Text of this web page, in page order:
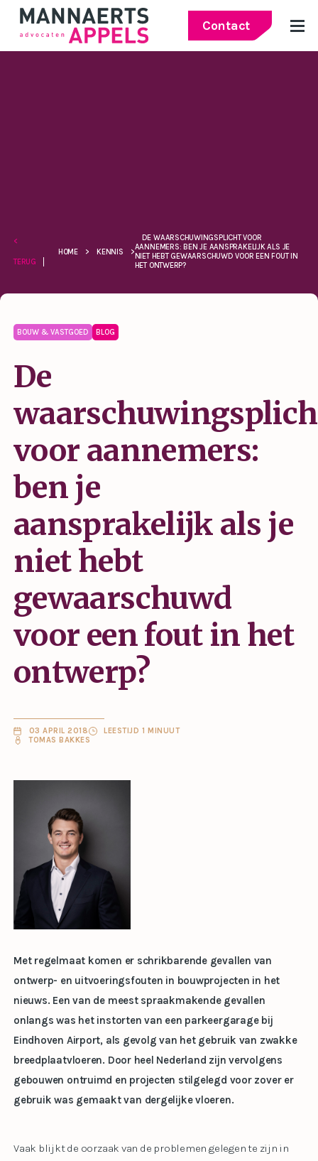
Contact
<
TERUG
HOME > KENNIS >
DE WAARSCHUWINGSPLICHT VOOR
AANNEMERS: BEN JE AANSPRAKELIJK ALS JE
NIET HEBT GEWAARSCHUWD VOOR EEN FOUT IN
HET ONTWERP?
BOUW & VASTGOED BLOG
De
voor aannemers:
ben je
aansprakelijk als je
niet hebt
gewaarschuwd
voor een fout in het
ontwerp?
03 APRIL 2018
LEESTIJD 1 MINUUT
TOMAS BAKKES
Met regelmaat komen er schrikbarende gevallen van
ontwerp- en uitvoeringsfouten in bouwprojecten in het
nieuws. Een van de meest spraakmakende gevallen
onlangs was het instorten van een parkeergarage bij
Eindhoven Airport, als gevolg van het gebruik van zwakke
breedplaatvloeren. Door heel Nederland zijn vervolgens
gebouwen ontruimd en projecten stilgelegd voor zover er
gebruik was gemaakt van dergelijke vloeren.
Vaak blijkt de oorzaak van de problemen gelegen te zijn in